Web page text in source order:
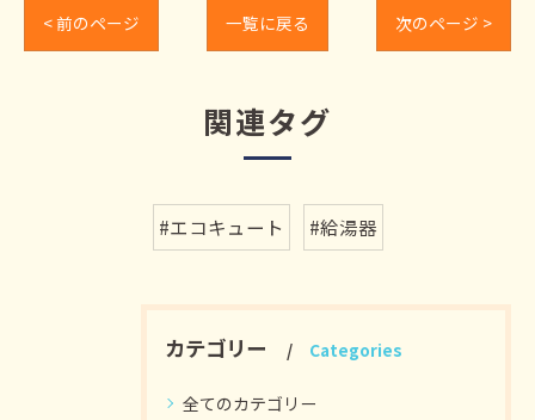
< 前のページ 一覧に戻る 次のページ >
関連タグ
#エコキュート #給湯器
カテゴリー Categories
全てのカテゴリー